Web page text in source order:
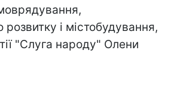
розвитку і містобудування,
"Слуга народу" Олени